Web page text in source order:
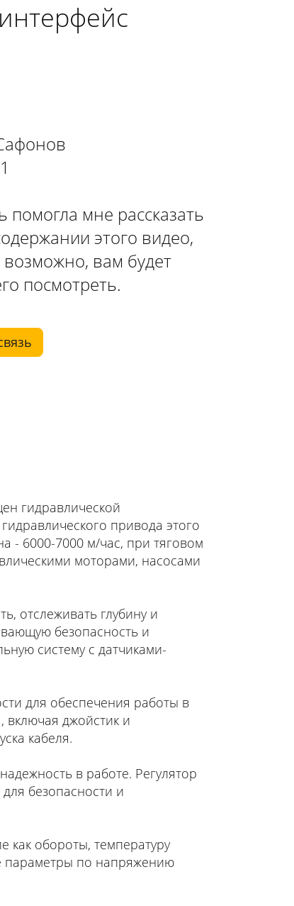
помогла мне рассказать
этого видео,
возможно, вам будет
посмотреть.
гидравлической
привода этого
- 6000-7000 м/час, при тяговом
моторами, насосами
отслеживать глубину и
безопасность и
систему с датчиками-
для обеспечения работы в
включая джойстик и
кабеля.
в работе. Регулятор
безопасности и
как обороты, температуру
параметры по напряжению